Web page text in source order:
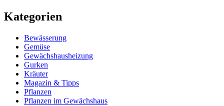
Kategorien
Bewässerung
Gemüse
Gewächshausheizung
Gurken
Kräuter
Magazin & Tipps
Pflanzen
Pflanzen im Gewächshaus